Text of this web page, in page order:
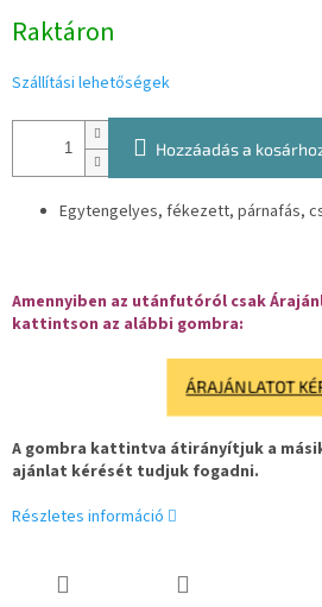
Raktáron
Szállítási lehetőségek
Hozzáadás a
Egytengelyes, fékezett, párnafás,
Amennyiben az utánfutóról csak
kattintson az alábbi gombra:
ÁRAJÁNLATOT
A gombra kattintva átirányítjuk a
ajánlat kérését tudjuk fogadni.
Részletes információ